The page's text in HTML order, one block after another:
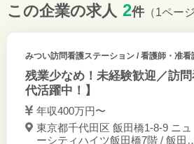
この企業の求人 2件 （1ペー
みつい訪問看護ステーション/ 看護師・准看
残業少なめ！未経験歓迎／訪
代活躍中！】
年収400万円〜
東京都千代田区 飯田橋1-8-9 ニュ
ーシティハイツ飯田橋7階 / 飯田